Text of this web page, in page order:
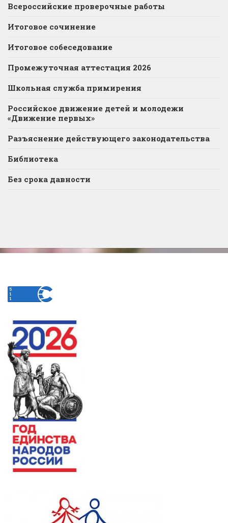
Всероссийские проверочные работы
Итоговое сочинение
Итоговое собеседование
Промежуточная аттестация 2026
Школьная служба примирения
Российское движение детей и молодежи
«Движение первых»
Разъяснение действующего законодательства
Библиотека
Без срока давности